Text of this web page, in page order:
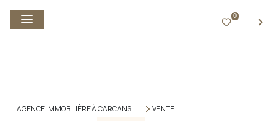
0
AGENCE IMMOBILIÈRE À CARCANS
VENTE